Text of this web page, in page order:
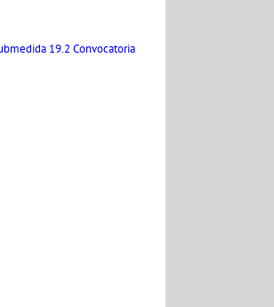
19.2 Convocatoria